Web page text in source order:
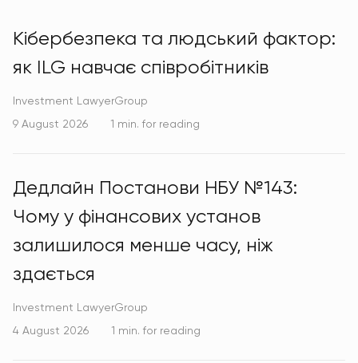
Кібербезпека та людський фактор:
як ILG навчає співробітників
Investment LawyerGroup
9 August 2026
1 min. for reading
Дедлайн Постанови НБУ №143:
Чому у фінансових установ
залишилося менше часу, ніж
здається
Investment LawyerGroup
4 August 2026
1 min. for reading